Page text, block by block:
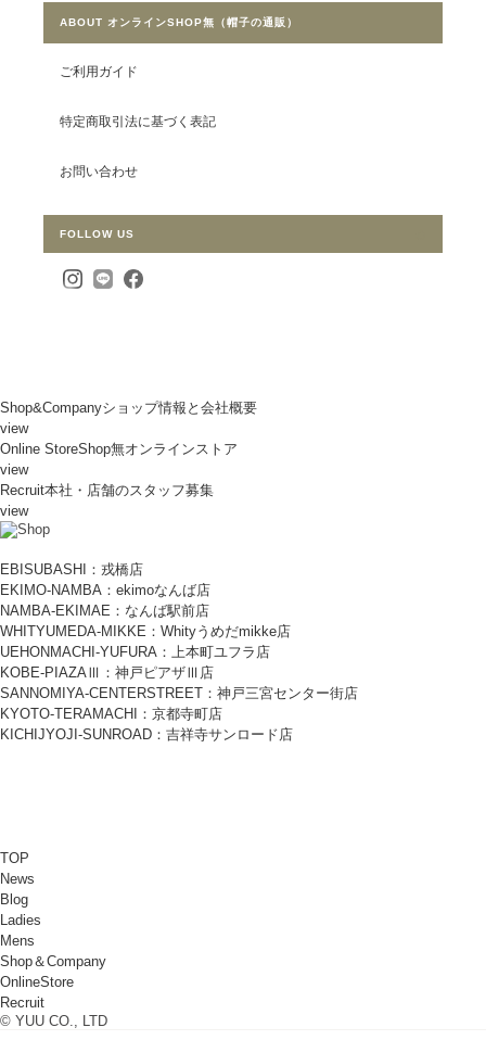
ABOUT オンラインSHOP無（帽子の通販）
ご利用ガイド
特定商取引法に基づく表記
お問い合わせ
FOLLOW US
Shop&Companyショップ情報と会社概要
view
Online StoreShop無オンラインストア
view
Recruit本社・店舗のスタッフ募集
view
EBISUBASHI：戎橋店
EKIMO-NAMBA：ekimoなんば店
NAMBA-EKIMAE：なんば駅前店
WHITYUMEDA-MIKKE：Whityうめだmikke店
UEHONMACHI-YUFURA：上本町ユフラ店
KOBE-PIAZAⅢ：神戸ピアザⅢ店
SANNOMIYA-CENTERSTREET：神戸三宮センター街店
KYOTO-TERAMACHI：京都寺町店
KICHIJYOJI-SUNROAD：吉祥寺サンロード店
TOP
News
Blog
Ladies
Mens
Shop＆Company
OnlineStore
Recruit
© YUU CO., LTD